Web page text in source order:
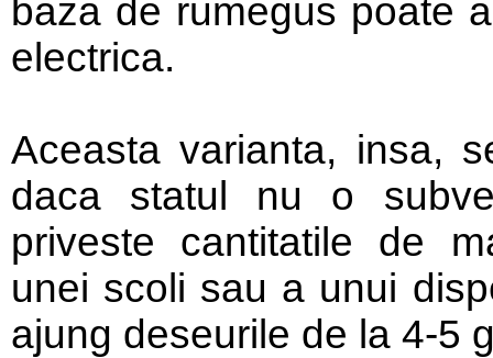
baza de rumegus poate
electrica.
Aceasta varianta, insa,
daca statul nu o
priveste cantitatile de
unei scoli sau a unui
ajung deseurile de la 4-5